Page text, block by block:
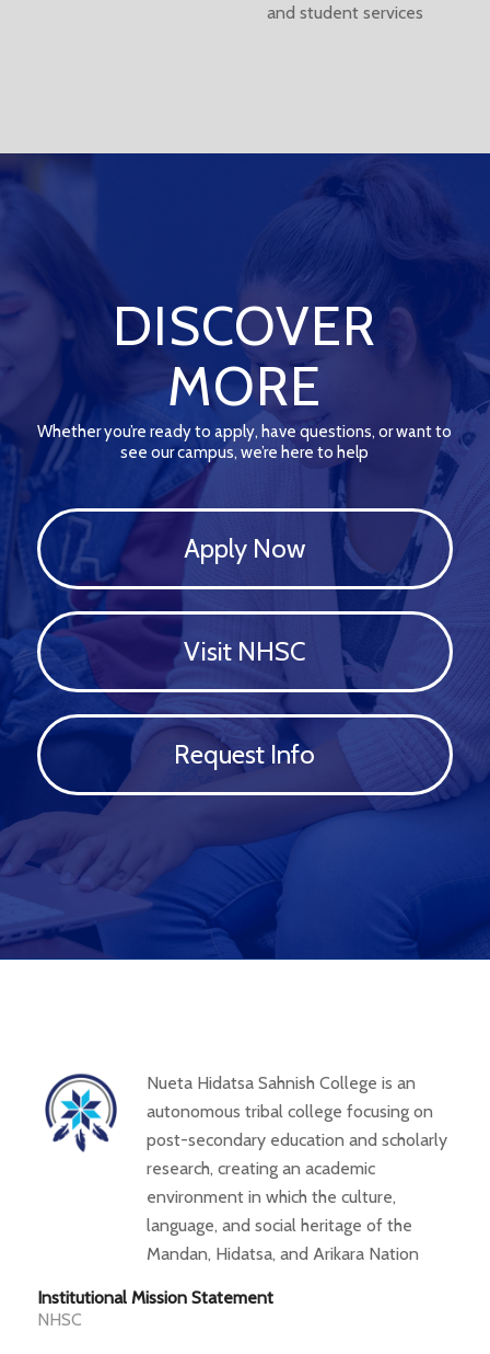
and student services
DISCOVER
MORE
Whether you’re ready to apply, have questions, or want to
see our campus, we’re here to help
Apply Now
Visit NHSC
Request Info
Nueta Hidatsa Sahnish College is an
autonomous tribal college focusing on
post-secondary education and scholarly
research, creating an academic
environment in which the culture,
language, and social heritage of the
Mandan, Hidatsa, and Arikara Nation
Institutional Mission Statement
NHSC